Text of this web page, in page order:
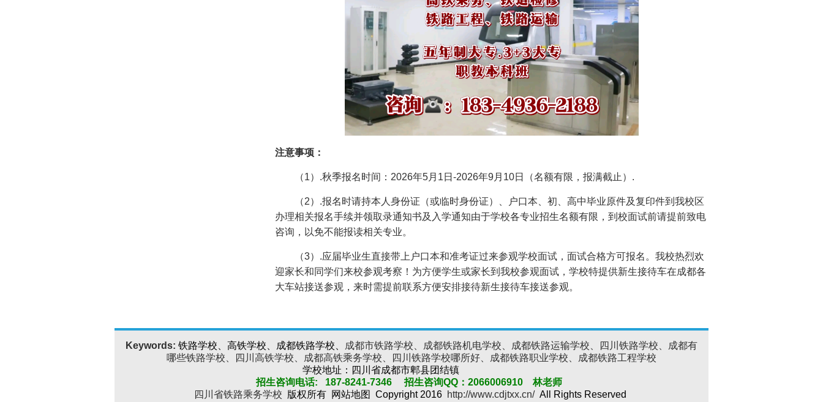
注意事项：
（1）.秋季报名时间：2026年5月1日-2026年9月10日（名额有限，报满截止）.
（2）.报名时请持本人身份证（或临时身份证）、户口本、初、高中毕业原件及复印件到我校区
办理相关报名手续并领取录通知书及入学通知由于学校各专业招生名额有限，到校面试前请提前致电
咨询，以免不能报读相关专业。
（3）.应届毕业生直接带上户口本和准考证过来参观学校面试，面试合格方可报名。我校热烈欢
迎家长和同学们来校参观考察！为方便学生或家长到我校参观面试，学校特提供新生接待车在成都各
大车站接送参观，来时需提前联系方便安排接待新生接待车接送参观。
Keywords: 铁路学校、高铁学校、成都铁路学校、
成都市铁路学校、成都铁路机电学校、成都铁路运输学校、四川铁路学校、成都有
哪些铁路学校、四川高铁学校、成都高铁乘务学校、四川铁路学校哪所好、成都铁路职业学校、成都铁路工程学校
学校地址：四川省成都市郫县团结镇
招生咨询电话: 187-8241-7346 招生咨询QQ： 2066006910 林老师
四川省铁路乘务学校 版权所有 网站地图 Copyright 2016 http://www.cdjtxx.cn/ All Rights Reserved